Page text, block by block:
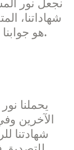
نجعل نور
شهاداتنا،
هو جوابنا المتواضع على تضحية حياتهم.
يحملنا
الآخرين
شهادتنا